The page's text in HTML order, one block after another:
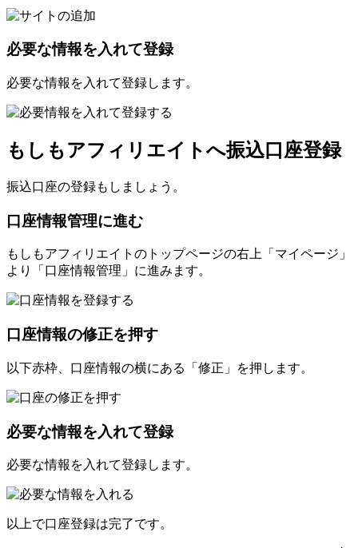
必要な情報を入れて登録
必要な情報を入れて登録します。
もしもアフィリエイトへ振込口座登録
振込口座の登録もしましょう。
口座情報管理に進む
もしもアフィリエイトのトップページの右上「マイページ」
より「口座情報管理」に進みます。
口座情報の修正を押す
以下赤枠、口座情報の横にある「修正」を押します。
必要な情報を入れて登録
必要な情報を入れて登録します。
以上で口座登録は完了です。